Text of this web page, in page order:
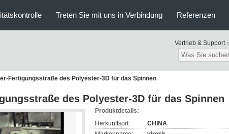
Treten Sie mit uns in Verbindung Referenzen
Vertrieb & Support：
Fertigungsstraße des Polyester-3D für das Spinnen
des Polyester-3D für das Spinnen
Produktdetails:
Herkunftsort:
CHINA